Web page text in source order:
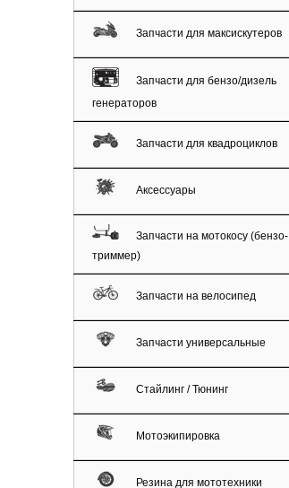
Запчасти для максискутеров
Запчасти для бензо/дизель
генераторов
Запчасти для квадроциклов
Аксессуары
Запчасти на мотокосу (бензо-
триммер)
Запчасти на велосипед
Запчасти универсальные
Стайлинг / Тюнинг
Мотоэкипировка
Резина для мототехники